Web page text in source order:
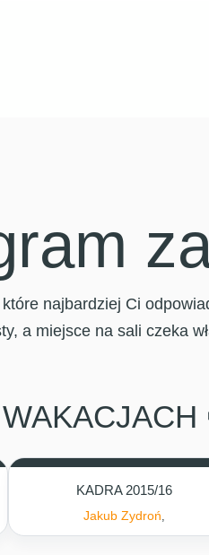
najbardziej Ci
a miejsce na sali czeka
KADRA 2015/16
Jakub Zydroń,